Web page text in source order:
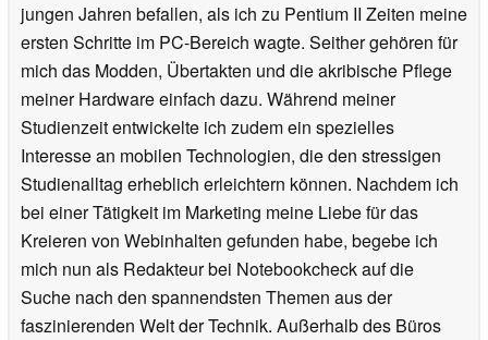
jungen Jahren befallen, als ich zu Pentium II Zeiten meine
ersten Schritte im PC-Bereich wagte. Seither gehören für
mich das Modden, Übertakten und die akribische Pflege
meiner Hardware einfach dazu. Während meiner
Studienzeit entwickelte ich zudem ein spezielles
Interesse an mobilen Technologien, die den stressigen
Studienalltag erheblich erleichtern können. Nachdem ich
bei einer Tätigkeit im Marketing meine Liebe für das
Kreieren von Webinhalten gefunden habe, begebe ich
mich nun als Redakteur bei Notebookcheck auf die
Suche nach den spannendsten Themen aus der
faszinierenden Welt der Technik. Außerhalb des Büros